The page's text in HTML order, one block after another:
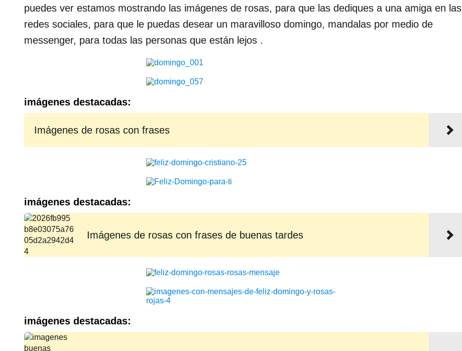
puedes ver estamos mostrando las imágenes de rosas, para que las dediques a una amiga en las
redes sociales, para que le puedas desear un maravilloso domingo, mandalas por medio de
messenger, para todas las personas que están lejos .
imágenes destacadas:
Imágenes de rosas con frases
imágenes destacadas:
Imágenes de rosas con frases de buenas tardes
imágenes destacadas: